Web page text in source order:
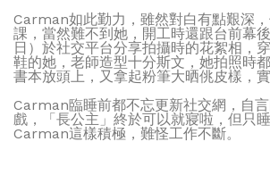
Carman如此勤力，雖然對白有點艱深
課，當然難不到她，開工時還跟台前幕
日）於社交平台分享拍攝時的花絮相，
鞋的她，老師造型十分斯文，她拍照時
書本放頭上，又拿起粉筆大晒佻皮樣，實
Carman臨睡前都不忘更新社交網，自
戲，「長公主」終於可以就寢啦，但只
Carman這樣積極，難怪工作不斷。